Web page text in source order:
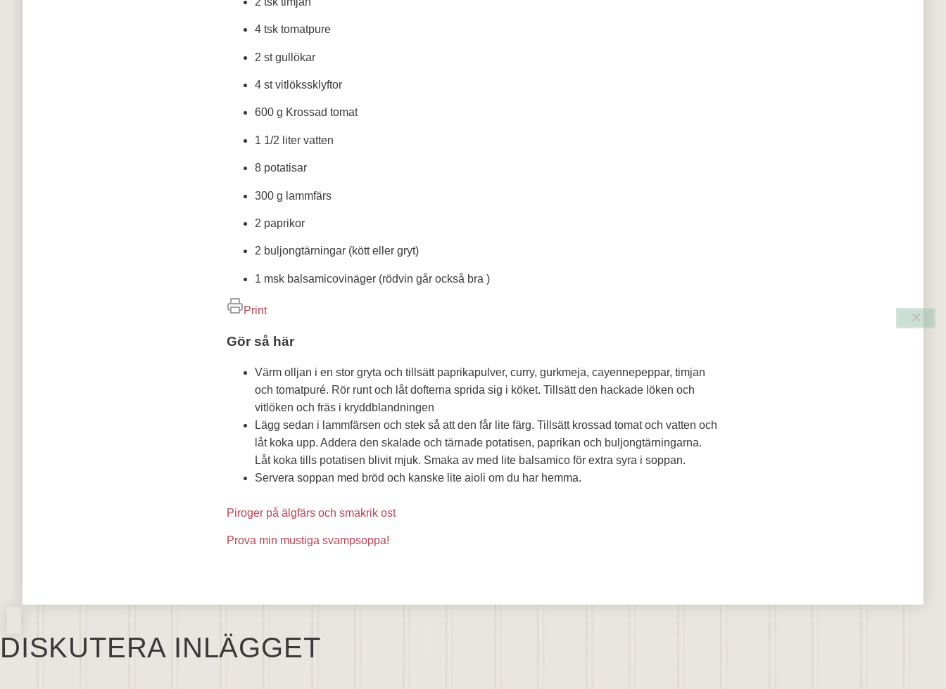
4 tsk tomatpure
2 st gullökar
4 st vitlökssklyftor
600 g Krossad tomat
1 1/2 liter vatten
8 potatisar
300 g lammfärs
2 paprikor
2 buljongtärningar (kött eller gryt)
1 msk balsamicovinäger (rödvin går också bra )
Print
Gör så här
Värm olljan i en stor gryta och tillsätt paprikapulver, curry, gurkmeja, cayennepeppar, timjan
och tomatpuré. Rör runt och låt dofterna sprida sig i köket. Tillsätt den hackade löken och
vitlöken och fräs i kryddblandningen
Lägg sedan i lammfärsen och stek så att den får lite färg. Tillsätt krossad tomat och vatten och
låt koka upp. Addera den skalade och tärnade potatisen, paprikan och buljongtärningarna.
Låt koka tills potatisen blivit mjuk. Smaka av med lite balsamico för extra syra i soppan.
Servera soppan med bröd och kanske lite aioli om du har hemma.
Piroger på älgfärs och smakrik ost
Prova min mustiga svampsoppa!
DISKUTERA INLÄGGET